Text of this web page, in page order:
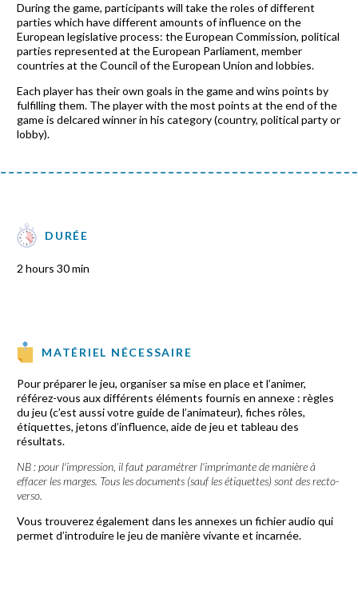
During the game, participants will take the roles of different
parties which have different amounts of influence on the
European legislative process: the European Commission, political
parties represented at the European Parliament, member
countries at the Council of the European Union and lobbies.
Each player has their own goals in the game and wins points by
fulfilling them. The player with the most points at the end of the
game is delcared winner in his category (country, political party or
lobby).
DURÉE
2 hours 30 min
MATÉRIEL NÉCESSAIRE
Pour préparer le jeu, organiser sa mise en place et l’animer,
référez-vous aux différents éléments fournis en annexe : règles
du jeu (c’est aussi votre guide de l’animateur), fiches rôles,
étiquettes, jetons d’influence, aide de jeu et tableau des
résultats.
NB : pour l'impression, il faut paramétrer l'imprimante de manière à
effacer les marges. Tous les documents (sauf les étiquettes) sont des recto-
verso.
Vous trouverez également dans les annexes un fichier audio qui
permet d’introduire le jeu de manière vivante et incarnée.